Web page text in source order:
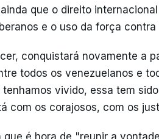
que o direito
e o uso da força contra
conquistará novamente a
todos os venezuelanos e
vivido, essa tem
com os corajosos, com os
que é hora de "reunir a